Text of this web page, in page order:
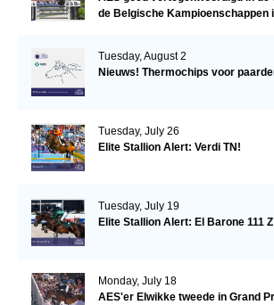
de Belgische Kampioenschappen
Tuesday, August 2
Nieuws! Thermochips voor
Tuesday, July 26
Elite Stallion Alert: Verdi TN!
Tuesday, July 19
Elite Stallion Alert: El Barone 111
Monday, July 18
AES'er Elwikke tweede in Grand